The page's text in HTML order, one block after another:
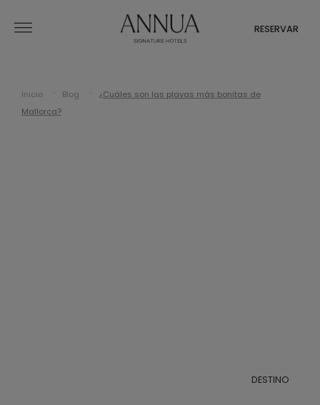
RESERVAR
Inicio Blog
¿Cuáles son las playas más bonitas de
Mallorca?
DESTINO